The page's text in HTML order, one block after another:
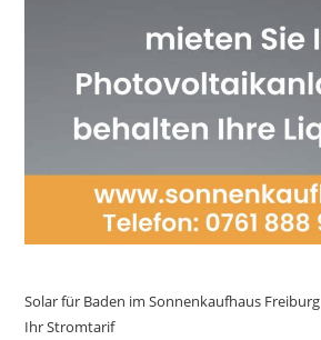
Solar für Baden im Sonnenkaufhaus Freiburg
Ihr Stromtarif